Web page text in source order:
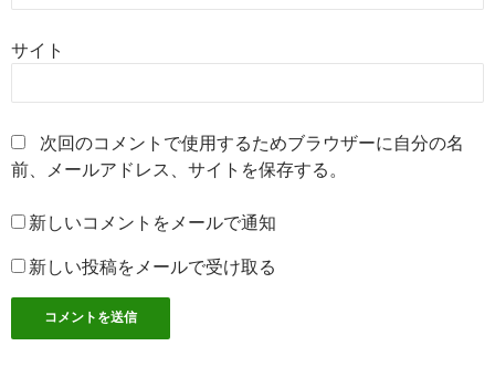
サイト
次回のコメントで使用するためブラウザーに自分の名
前、メールアドレス、サイトを保存する。
新しいコメントをメールで通知
新しい投稿をメールで受け取る